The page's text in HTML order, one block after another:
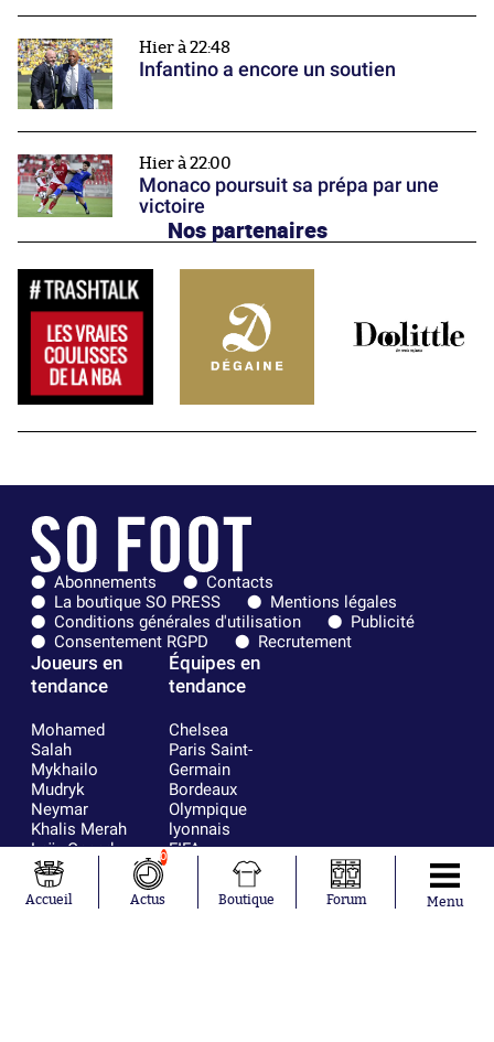
Hier à 22:48
Infantino a encore un soutien
Hier à 22:00
Monaco poursuit sa prépa par une
victoire
Nos partenaires
Abonnements
Contacts
La boutique SO PRESS
Mentions légales
Conditions générales d'utilisation
Publicité
Consentement RGPD
Recrutement
Joueurs en
tendance
Mohamed
Salah
Mykhailo
Mudryk
Neymar
Khalis Merah
Loïs Openda
Moussa
Niakhaté
Nicolás
Équipes en
tendance
Chelsea
Paris Saint-
Germain
Bordeaux
Olympique
lyonnais
FIFA
Real Madrid
RC Strasbourg
AC Milan
Accueil
0
Actus Boutique Forum Menu